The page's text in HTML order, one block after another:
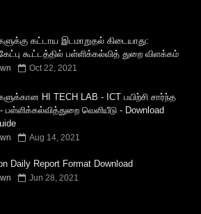
கட்டாய இடமாறுதல் கிடையாது:
கூட்டத்தில் பள்ளிக்கல்வித் துறை விளக்கம்
Oct 22, 2021
HI TECH LAB - ICT பயிற்சி சார்ந்த
பள்ளிக்கல்வித்துறை வெளியீடு - Download
Aug 14, 2021
Daily Report Format Download
Jun 28, 2021